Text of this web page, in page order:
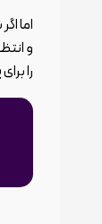
اما
و
را برای